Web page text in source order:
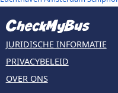
JURIDISCHE INFORMATIE
PRIVACYBELEID
OVER ONS